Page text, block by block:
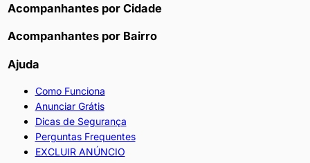
Acompanhantes por Cidade
Acompanhantes por Bairro
Ajuda
Como Funciona
Anunciar Grátis
Dicas de Segurança
Perguntas Frequentes
EXCLUIR ANÚNCIO